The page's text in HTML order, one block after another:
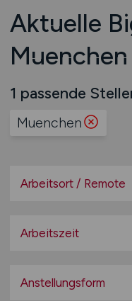
Aktuelle
Muenchen
1 passende
Muenchen
Arbeitsort / Remote
Home-Office
Remote aus dem
Arbeitszeit
Teilzeit
Anstellungsform